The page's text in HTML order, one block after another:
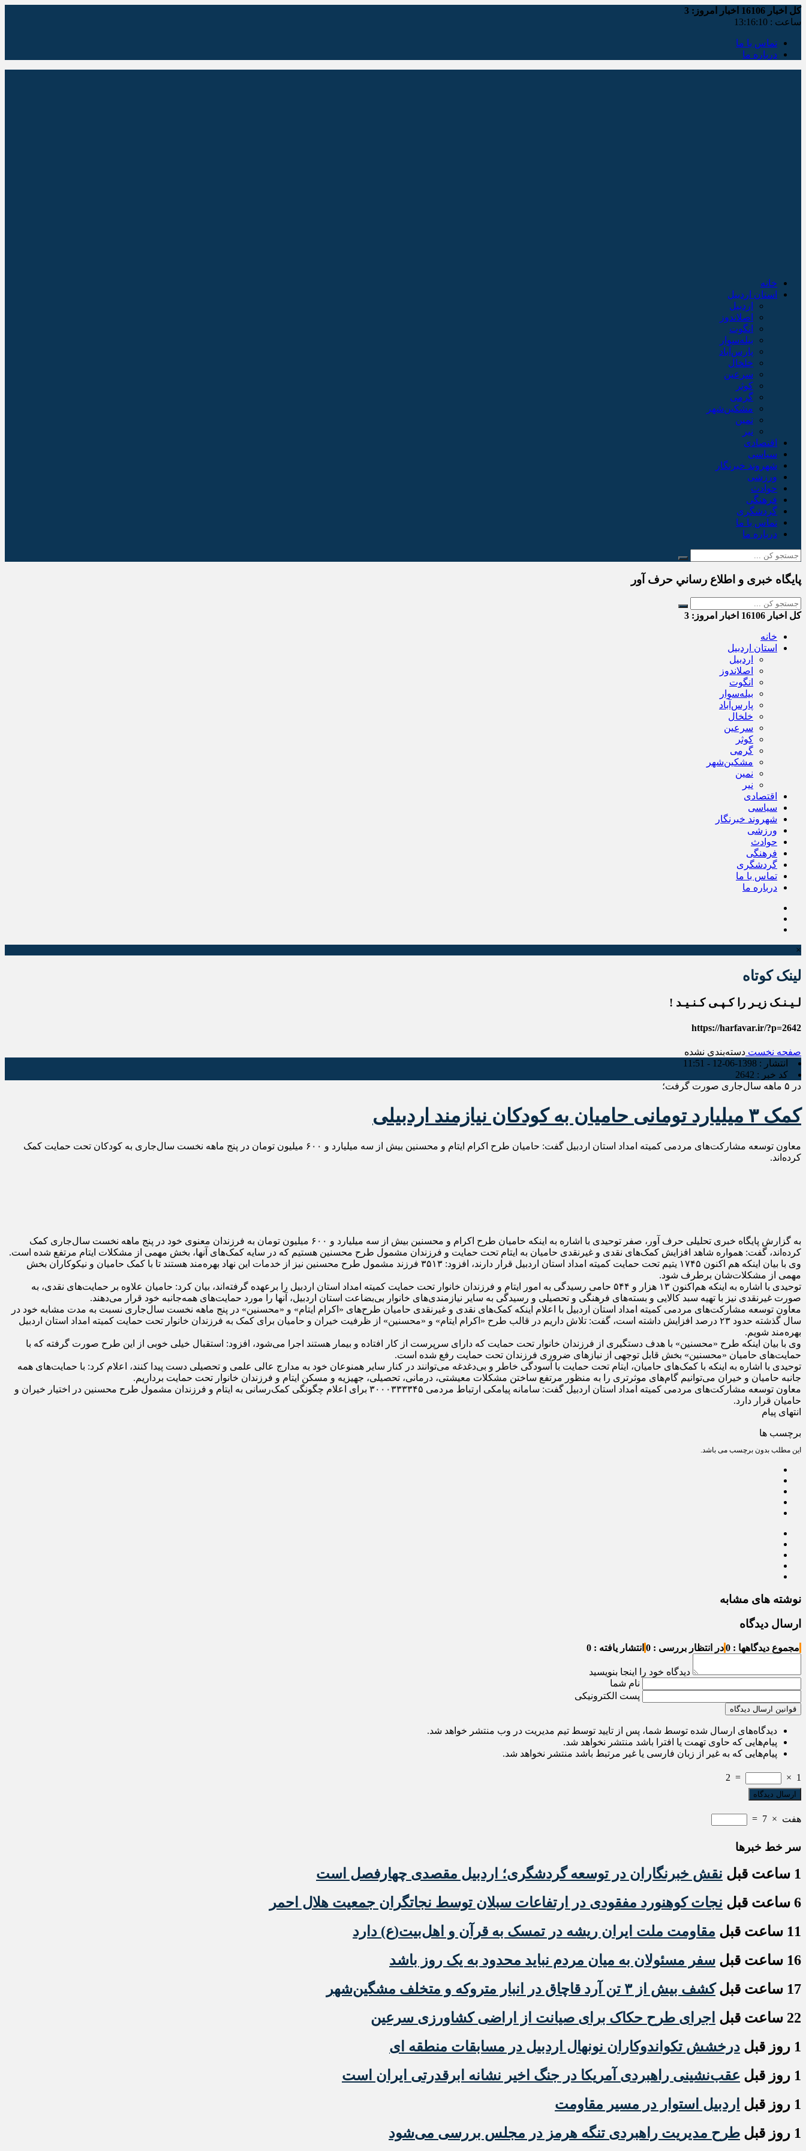
کل اخبار اخبار امروز: 3
ساعت : 13:16:11
تماس با ما
درباره ما
خانه
استان اردبیل
اردبیل
اصلاندوز
انگوت
بیله‌سوار
پارس‌آباد
خلخال
سرعین
کوثر
گرمی
مشکین‌شهر
نمین
نیر
اقتصادی
سیاسی
شهروند خبرنگار
ورزشی
حوادث
فرهنگی
گردشگری
تماس با ما
درباره ما
پایگاه خبری و اطلاع رساني حرف آور
کل اخبار اخبار امروز: 3
خانه
استان اردبیل
اردبیل
اصلاندوز
انگوت
بیله‌سوار
پارس‌آباد
خلخال
سرعین
کوثر
گرمی
مشکین‌شهر
نمین
نیر
اقتصادی
سیاسی
شهروند خبرنگار
ورزشی
حوادث
فرهنگی
گردشگری
تماس با ما
درباره ما
×
لینک کوتاه
لـیـنـک زیـر را کـپـی کـنـیـد !
https://harfavar.ir/?p=2642
صفحه نخست دسته‌بندی نشده
انتشار : 1398-06-12 - 11:51
کد خبر : 2642
در ۵ ماهه سال‌جاری صورت گرفت؛
کمک ۳ میلیارد تومانی حامیان به کودکان نیازمند اردبیلی
معاون توسعه مشارکت‌های مردمی کمیته امداد استان اردبیل گفت: حامیان طرح اکرام ایتام و محسنین بیش از سه میلیارد و ۶۰۰ میلیون تومان در پنج ماهه نخست سال‌جاری به کودکان تحت حمایت کمک
کرده‌اند.
به گزارش پایگاه خبری تحلیلی حرف آور، صفر توحیدی با اشاره به اینکه حامیان طرح اکرام و محسنین بیش از سه میلیارد و ۶۰۰ میلیون تومان به فرزندان معنوی خود در پنج ماهه نخست سال‌جاری کمک
کرده‌اند، گفت: همواره شاهد افزایش کمک‌های نقدی و غیرنقدی حامیان به ایتام تحت حمایت و فرزندان مشمول طرح محسنین هستیم که در سایه‌ کمک‌های آنها، بخش مهمی از مشکلات ایتام مرتفع شده است.
وی با بیان اینکه هم اکنون ۱۷۴۵ یتیم تحت حمایت کمیته امداد استان اردبیل قرار دارند، افزود: ۳۵۱۳ فرزند مشمول طرح محسنین نیز از خدمات این نهاد بهره‌مند هستند تا با کمک حامیان و نیکوکاران بخش
مهمی از مشکلات‌شان برطرف شود.
توحیدی با اشاره به اینکه هم‌اکنون ۱۳ هزار و ۵۴۴ حامی رسیدگی به امور ایتام و فرزندان خانوار تحت حمایت کمیته امداد استان اردبیل را برعهده گرفته‌اند، بیان کرد: حامیان علاوه بر حمایت‌های نقدی، به
صورت غیرنقدی نیز با تهیه سبد کالایی و بسته‌های فرهنگی و تحصیلی و رسیدگی به سایر نیازمندی‌های خانوار بی‌بضاعت استان اردبیل، آنها را مورد حمایت‌های همه‌جانبه خود قرار می‌دهند.
معاون توسعه مشارکت‌های مردمی کمیته امداد استان اردبیل با اعلام اینکه کمک‌های نقدی و غیرنقدی حامیان طرح‌های «اکرام ایتام» و «محسنین» در پنج ماهه نخست سال‌جاری نسبت به مدت مشابه خود در
سال گذشته حدود ۲۳ درصد افزایش داشته است، گفت: تلاش داریم در قالب طرح «اکرام ایتام» و «محسنین» از ظرفیت خیران و حامیان برای کمک به فرزندان خانوار تحت حمایت کمیته امداد استان اردبیل
بهره‌مند شویم.
وی با بیان اینکه طرح «محسنین» با هدف دستگیری از فرزندان خانوار تحت حمایت که دارای سرپرست از کار افتاده و بیمار هستند اجرا می‌شود، افزود: استقبال خیلی خوبی از این طرح صورت گرفته که با
حمایت‌های حامیان «محسنین» بخش قابل توجهی از نیازهای ضروری فرزندان تحت حمایت رفع شده است.
توحیدی با اشاره به اینکه با کمک‌های حامیان، ایتام تحت حمایت با آسودگی خاطر و بی‌دغدغه می‌توانند در کنار سایر همنوعان خود به مدارج عالی علمی و تحصیلی دست پیدا کنند، اعلام کرد: با حمایت‌های همه
جانبه حامیان و خیران می‌توانیم گام‌های موثرتری را به منظور مرتفع ساختن مشکلات معیشتی، درمانی، تحصیلی، جهیزیه و مسکن ایتام و فرزندان خانوار تحت حمایت برداریم.
معاون توسعه مشارکت‌های مردمی کمیته امداد استان اردبیل گفت: سامانه پیامکی ارتباط مردمی ۳۰۰۰۳۳۳۳۴۵ برای اعلام چگونگی کمک‌رسانی به ایتام و فرزندان مشمول طرح محسنین در اختیار خیران و
حامیان قرار دارد.
انتهای پیام
برچسب ها
این مطلب بدون برچسب می باشد.
نوشته های مشابه
ارسال دیدگاه
مجموع دیدگاهها : 0 در انتظار بررسی : 0 انتشار یافته : 0
دیدگاه خود را اینجا بنویسید
نام شما
پست الکترونیکی
قوانین ارسال دیدگاه
دیدگاه‌های ارسال شده توسط شما، پس از تایید توسط تیم مدیریت در وب منتشر خواهد شد.
پیام‌هایی که حاوی تهمت یا افترا باشد منتشر نخواهد شد.
پیام‌هایی که به غیر از زبان فارسی یا غیر مرتبط باشد منتشر نخواهد شد.
1
×
=
2
هفت ×
7
=
سر خط خبرها
1 ساعت قبل
نقش خبرنگاران در توسعه گردشگری؛ اردبیل مقصدی چهارفصل است
6 ساعت قبل
نجات کوهنورد مفقودی در ارتفاعات سبلان توسط نجاتگران جمعیت هلال احمر
11 ساعت قبل
مقاومت ملت ایران ریشه در تمسک به قرآن و اهل‌بیت(ع) دارد
16 ساعت قبل
سفر مسئولان به میان مردم نباید محدود به یک روز باشد
17 ساعت قبل
کشف بیش از ۳ تن آرد قاچاق در انبار متروکه و متخلف مشگین‌شهر
22 ساعت قبل
اجرای طرح حکاک برای صیانت از اراضی کشاورزی سرعین
1 روز قبل
درخشش تکواندوکاران نونهال اردبیل در مسابقات منطقه ای
1 روز قبل
عقب‌نشینی راهبردی آمریکا در جنگ اخیر نشانه ابرقدرتی ایران است
1 روز قبل
اردبیل استوار در مسیر مقاومت
1 روز قبل
طرح مدیریت راهبردی تنگه هرمز در مجلس بررسی می‌شود